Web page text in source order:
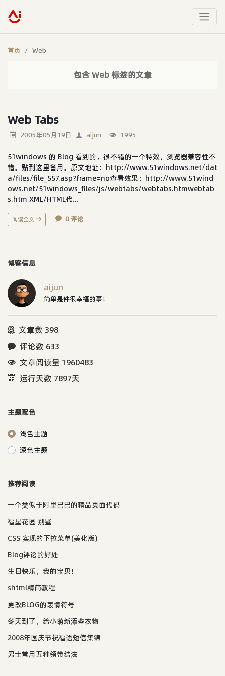
首页 Web
包含 Web 标签的文章
Web Tabs
2005年05月19日 aijun 1995
51windows 的 Blog 看到的，很不错的一个特效，浏览器兼容性不
错。贴到这里备用。原文地址：http://www.51windows.net/dat
a/files/file_557.asp?frame=no查看效果：http://www.51wind
ows.net/51windows_files/js/webtabs/webtabs.htmwebtab
s.htm XML/HTML代...
阅读全文 0 评论
博客信息
aijun
简单是件很幸福的事！
文章数 398
评论数 633
文章阅读量 1960483
运行天数 7897天
主题配色
浅色主题
深色主题
推荐阅读
一个类似于阿里巴巴的精品页面代码
福星花园 别墅
CSS 实现的下拉菜单(美化版)
Blog评论的好处
生日快乐，我的宝贝！
shtml精简教程
更改BLOG的表情符号
冬天到了，给小萌新添些衣物
2008年国庆节祝福语短信集锦
男士常用五种领带结法